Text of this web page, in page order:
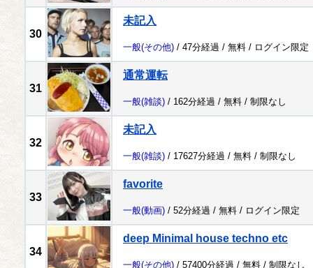
30
未記入
一般(その他) / 47分経過 / 無料 / ログイン限定
31
通常運転
一般(雑談) / 162分経過 / 無料 / 制限なし
32
未記入
一般(雑談) / 17627分経過 / 無料 / 制限なし
33
favorite
一般(動画) / 52分経過 / 無料 / ログイン限定
34
deep Minimal house techno etc
一般(その他) / 57400分経過 / 無料 / 制限なし